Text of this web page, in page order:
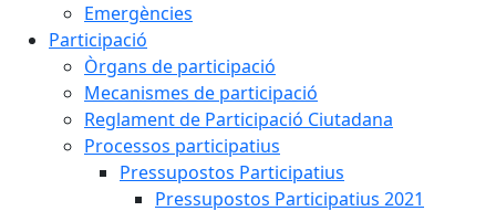
Emergències
Participació
Òrgans de participació
Mecanismes de participació
Reglament de Participació Ciutadana
Processos participatius
Pressupostos Participatius
Pressupostos Participatius 2021